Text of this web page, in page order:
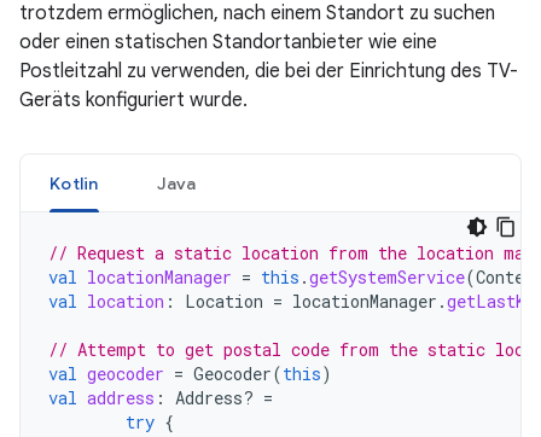
trotzdem ermöglichen, nach einem Standort zu suchen
oder einen statischen Standortanbieter wie eine
Postleitzahl zu verwenden, die bei der Einrichtung des TV-
Geräts konfiguriert wurde.
Kotlin Java
// Request a static location from the location
val locationManager = this .getSystemService(
val location : Location = locationManager .
// Attempt to get postal code from the static
val geocoder = Geocoder(this)
val address : Address? =
try {